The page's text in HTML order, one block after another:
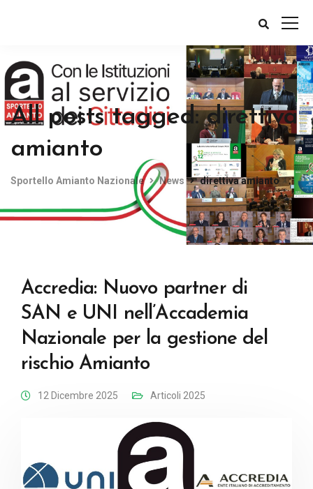
All posts tagged: direttiva
amianto
Sportello Amianto Nazionale News direttiva amianto
Accredia: Nuovo partner di
SAN e UNI nell’Accademia
Nazionale per la gestione del
rischio Amianto
12 Dicembre 2025 Articoli 2025